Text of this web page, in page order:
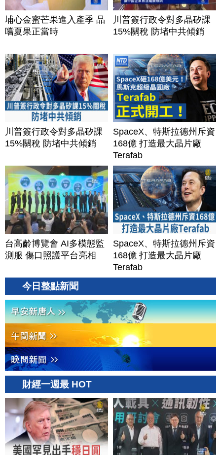
埔心金蜜芒果進入產季 品
嚐夏果正當時
川普簽行政令對多晶矽課
15%關稅 防堵中共傾銷
川普簽行政令對多晶矽課
15%關稅 防堵中共傾銷
SpaceX、特斯拉德州斥資
168億 打造最大晶片廠
Terafab
台高齡博覽會 AI多模態監
測服 傷口照護平台亮相
SpaceX、特斯拉德州斥資
168億 打造最大晶片廠
Terafab
今日整點新聞
財經一週最 HOT